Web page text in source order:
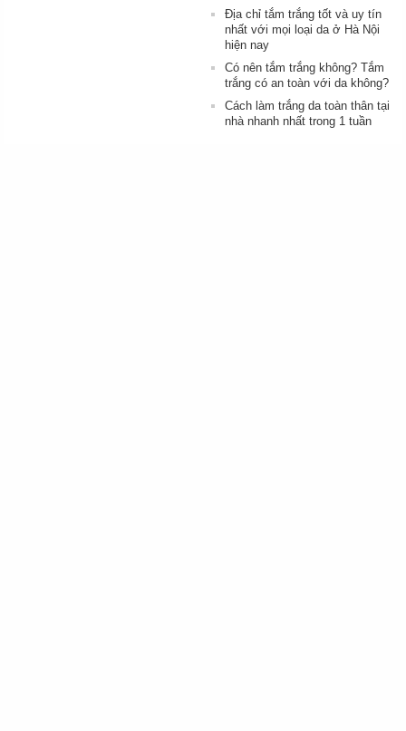
Địa chỉ tắm trắng tốt và uy tín
nhất với mọi loại da ở Hà Nội
hiện nay
Có nên tắm trắng không? Tắm
trắng có an toàn với da không?
Cách làm trắng da toàn thân tại
nhà nhanh nhất trong 1 tuần